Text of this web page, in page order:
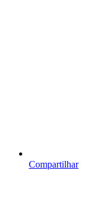
Compartilhar